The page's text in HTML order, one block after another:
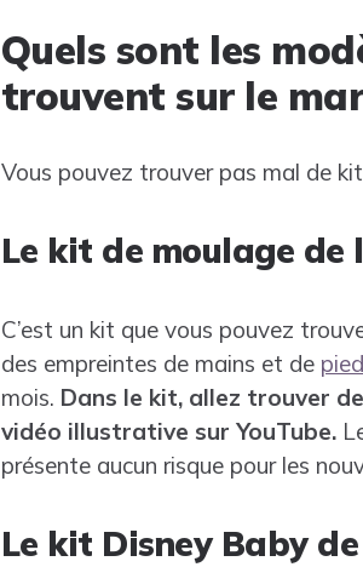
Quels sont les
trouvent sur le
Vous pouvez trouver pas mal de
Le kit de moulage de
C’est un kit que vous pouvez
des empreintes de mains et de
mois. Dans le kit, allez trouver
vidéo illustrative sur YouTube.
présente aucun risque pour les
Le kit Disney Baby